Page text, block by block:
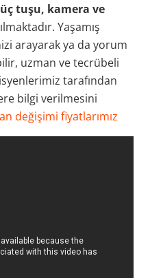
tuşu, kamera ve
Yaşamış
arayarak ya da yorum
uzman ve tecrübeli
tarafından
bilgi verilmesini
değişimi fiyatlarımız